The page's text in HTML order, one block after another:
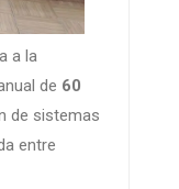
a la
de 60
de sistemas
entre